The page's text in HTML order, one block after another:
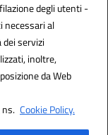
degli utenti -
necessari al
servizi
inoltre,
da Web
ns. Cookie Policy.
S.r.l.
Italia